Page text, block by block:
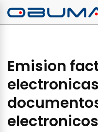
Emision
electronicos